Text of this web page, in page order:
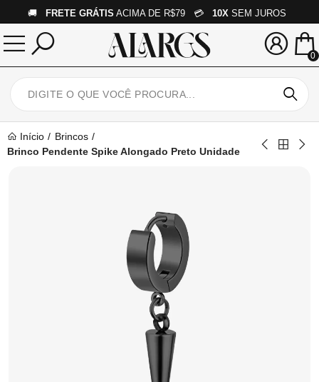
🚚 FRETE GRÁTIS ACIMA DE R$79 💳 10X SEM JUROS
0
Início
Brincos
Brinco Pendente Spike Alongado Preto Unidade